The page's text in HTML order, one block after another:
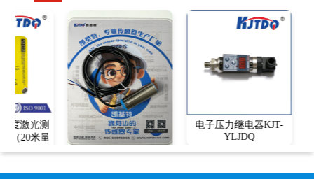
度激光测
（20米量
电子压力继电器KJT-
YLJDQ